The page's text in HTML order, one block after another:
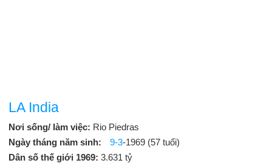
LA India
Nơi sống/ làm việc: Rio Piedras
Ngày tháng năm sinh:
9-3-1969 (57 tuổi)
Dân số thế giới 1969: 3.631 tỷ